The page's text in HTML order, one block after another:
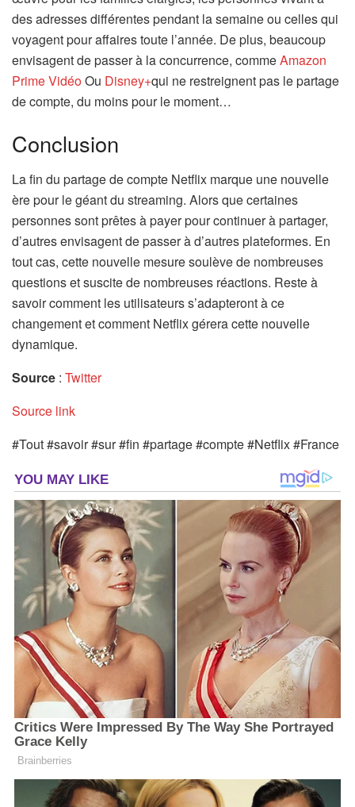
des adresses différentes pendant la semaine ou celles qui
voyagent pour affaires toute l’année. De plus, beaucoup
envisagent de passer à la concurrence, commeAmazon
Prime VidéoOu Disney+qui ne restreignent pas le partage
de compte, du moins pour le moment…
Conclusion
La fin du partage de compte Netflix marque une nouvelle
ère pour le géant du streaming. Alors que certaines
personnes sont prêtes à payer pour continuer à partager,
d’autres envisagent de passer à d’autres plateformes. En
tout cas, cette nouvelle mesure soulève de nombreuses
questions et suscite de nombreuses réactions. Reste à
savoir comment les utilisateurs s’adapteront à ce
changement et comment Netflix gérera cette nouvelle
dynamique.
Source : Twitter
Source link
#Tout #savoir #sur #fin #partage #compte #Netflix #France